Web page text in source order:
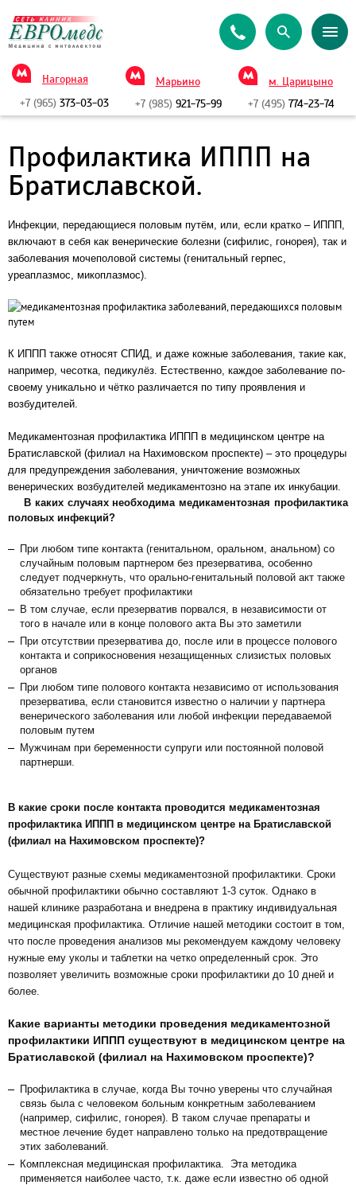
Нагорная
+7 (965) 373-03-03
Марьино
+7 (985)921-75-99
м. Царицыно
+7 (495) 774-23-74
Профилактика ИППП на
Братиславской.
Инфекции, передающиеся половым путём, или, если кратко – ИППП,
включают в себя как венерические болезни (сифилис, гонорея), так и
заболевания мочеполовой системы (генитальный герпес,
уреаплазмос, микоплазмос).
К ИППП также относят СПИД, и даже кожные заболевания, такие как,
например, чесотка, педикулёз. Естественно, каждое заболевание по-
своему уникально и чётко различается по типу проявления и
возбудителей.
Медикаментозная профилактика ИППП в медицинском центре на
Братиславской (филиал на Нахимовском проспекте) – это процедуры
для предупреждения заболевания, уничтожение возможных
венерических возбудителей медикаментозно на этапе их инкубации.
В каких случаях необходима медикаментозная профилактика
половых инфекций?
При любом типе контакта (генитальном, оральном, анальном) со
случайным половым партнером без презерватива, особенно
следует подчеркнуть, что орально-генитальный половой акт также
обязательно требует профилактики
В том случае, если презерватив порвался, в независимости от
того в начале или в конце полового акта Вы это заметили
При отсутствии презерватива до, после или в процессе полового
контакта и соприкосновения незащищенных слизистых половых
органов
При любом типе полового контакта независимо от использования
презерватива, если становится известно о наличии у партнера
венерического заболевания или любой инфекции передаваемой
половым путем
Мужчинам при беременности супруги или постоянной половой
партнерши.
В какие сроки после контакта проводится медикаментозная
профилактика ИППП в медицинском центре на Братиславской
(филиал на Нахимовском проспекте)?
Существуют разные схемы медикаментозной профилактики. Сроки
обычной профилактики обычно составляют 1-3 суток. Однако в
нашей клинике разработана и внедрена в практику индивидуальная
медицинская профилактика. Отличие нашей методики состоит в том,
что после проведения анализов мы рекомендуем каждому человеку
нужные ему уколы и таблетки на четко определенный срок. Это
позволяет увеличить возможные сроки профилактики до 10 дней и
более.
Какие варианты методики проведения медикаментозной
профилактики ИППП существуют в медицинском центре на
Братиславской (филиал на Нахимовском проспекте)?
Профилактика в случае, когда Вы точно уверены что случайная
связь была с человеком больным конкретным заболеванием
(например, сифилис, гонорея). В таком случае препараты и
местное лечение будет направлено только на предотвращение
этих заболеваний.
Комплексная медицинская профилактика. Эта методика
применяется наиболее часто, т.к. даже если известно об одной